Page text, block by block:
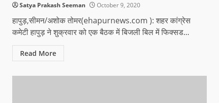
Satya Prakash Seeman October 9, 2020
हापुड़,सीमन/अशोक तोमर(ehapurnews.com ): शहर कांग्रेस
कमेटी हापुड़ ने शुक्रवार को एक बैठक में बिजली बिल में फिक्सड...
Read More